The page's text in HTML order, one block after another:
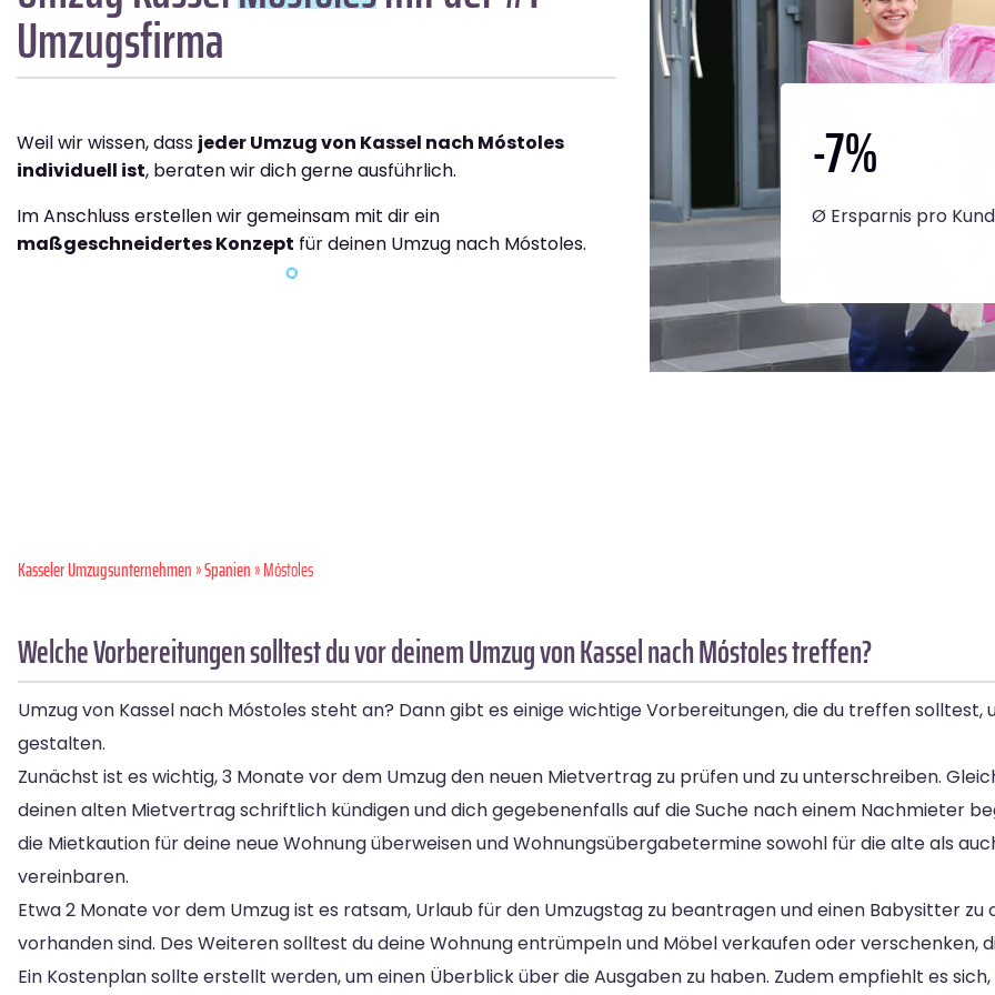
Umzugsfirma
Weil wir wissen, dass jeder Umzug von Kassel nach Móstoles
individuell ist, beraten wir dich gerne ausführlich.
Im Anschluss erstellen wir gemeinsam mit dir ein
maßgeschneidertes Konzept für deinen Umzug nach Móstoles.
-7%
Ø Ersparnis pro
Kasseler Umzugsunternehmen»Spanien» Móstoles
Welche Vorbereitungen solltest du vor deinem Umzug von Kassel nach Móstoles treffen?
Umzug von Kassel nach Móstoles steht an? Dann gibt es einige wichtige Vorbereitungen, die du treffen solltest,
gestalten.
Zunächst ist es wichtig, 3 Monate vor dem Umzug den neuen Mietvertrag zu prüfen und zu unterschreiben.
deinen alten Mietvertrag schriftlich kündigen und dich gegebenenfalls auf die Suche nach einem Nachmieter
die Mietkaution für deine neue Wohnung überweisen und Wohnungsübergabetermine sowohl für die alte als
vereinbaren.
Etwa 2 Monate vor dem Umzug ist es ratsam, Urlaub für den Umzugstag zu beantragen und einen Babysitter zu
vorhanden sind. Des Weiteren solltest du deine Wohnung entrümpeln und Möbel verkaufen oder verschenken,
Ein Kostenplan sollte erstellt werden, um einen Überblick über die Ausgaben zu haben. Zudem empfiehlt es